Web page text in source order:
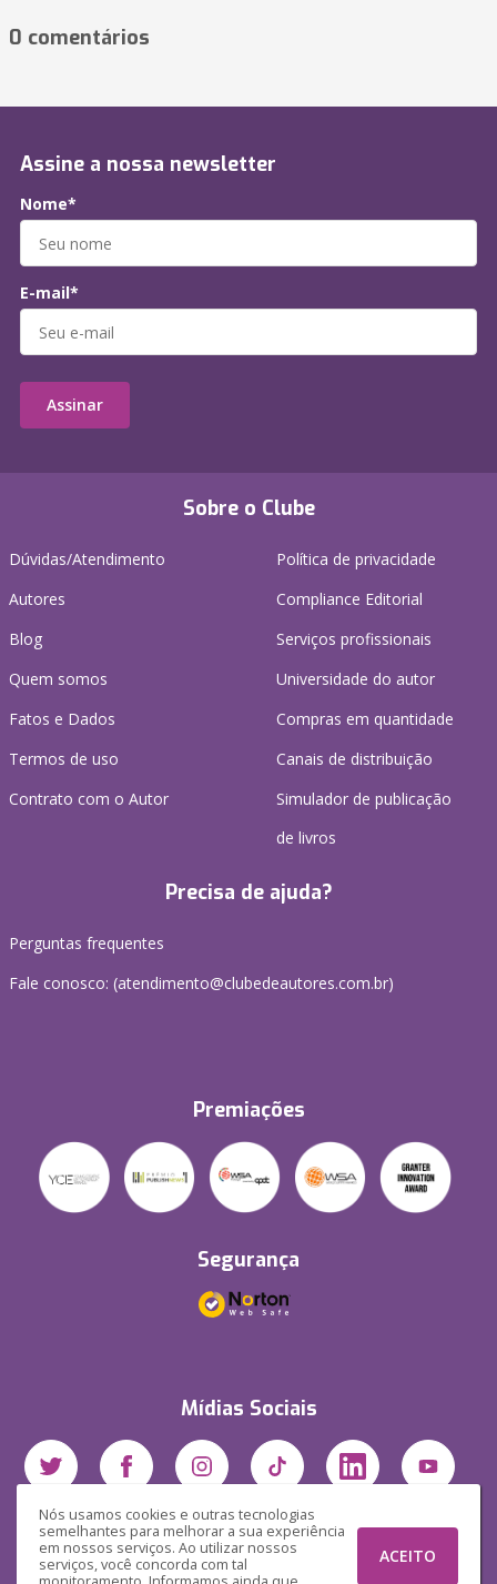
Nós usamos cookies e outras tecnologias
semelhantes para melhorar a sua experiência
em nossos serviços. Ao utilizar nossos
serviços, você concorda com tal
ACEITO
0 comentários
Sobre o Clube
Dúvidas/Atendimento
Autores
Blog
Quem somos
Fatos e Dados
Termos de uso
Contrato com o Autor
Política de privacidade
Compliance Editorial
Serviços profissionais
Universidade do autor
Compras em quantidade
Canais de distribuição
Simulador de publicação
de livros
Precisa de ajuda?
Perguntas frequentes
Fale conosco: (atendimento@clubedeautores.com.br)
Premiações
Segurança
Mídias Sociais
Assine a nossa newsletter
Nome*
E-mail*
Assinar